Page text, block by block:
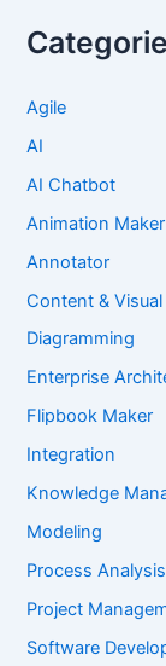
Agile
AI
AI Chatbot
Animation Maker
Annotator
Content & Visual
Diagramming
Enterprise
Flipbook Maker
Integration
Knowledge
Modeling
Process Analysis
Project
Software